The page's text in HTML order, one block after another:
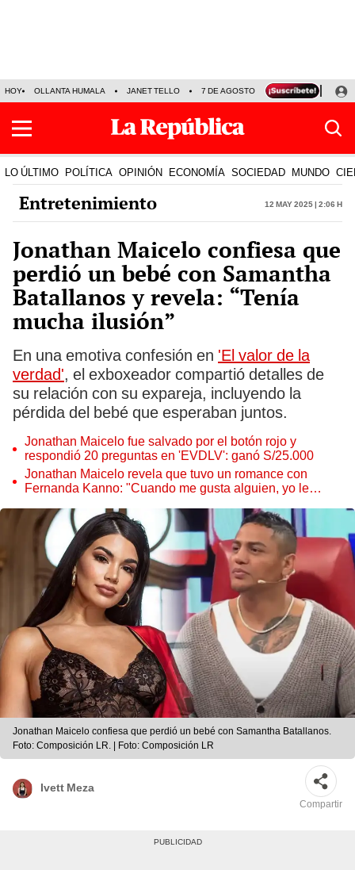
HOY OLLANTA HUMALA JANET TELLO 7 DE AGOSTO TINKA RESULTADOS
LO ÚLTIMO POLÍTICA OPINIÓN ECONOMÍA SOCIEDAD MUNDO
Entretenimiento 12 May 2025 | 2:06 h
Jonathan Maicelo confiesa que
perdió un bebé con Samantha
Batallanos y revela: “Tenía
mucha ilusión”
En una emotiva confesión en 'El valor de la
verdad', el exboxeador compartió detalles de
su relación con su expareja, incluyendo la
pérdida del bebé que esperaban juntos.
Jonathan Maicelo fue salvado por el botón rojo y
respondió 20 preguntas en 'EVDLV': ganó S/25.000
Jonathan Maicelo revela que tuvo un romance con
Fernanda Kanno: "Cuando me gusta alguien, yo le
Jonathan Maicelo confiesa que perdió un bebé con Samantha Batallanos.
Foto: Composición LR. | Foto: Composición LR
Ivett Meza
Compartir